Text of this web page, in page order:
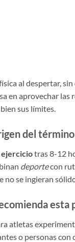
al despertar,
en aprovechar las
sus límites.
del término
ejerciciotras 8-12
deportecon
no se ingieran
esta
atletas
o personas con